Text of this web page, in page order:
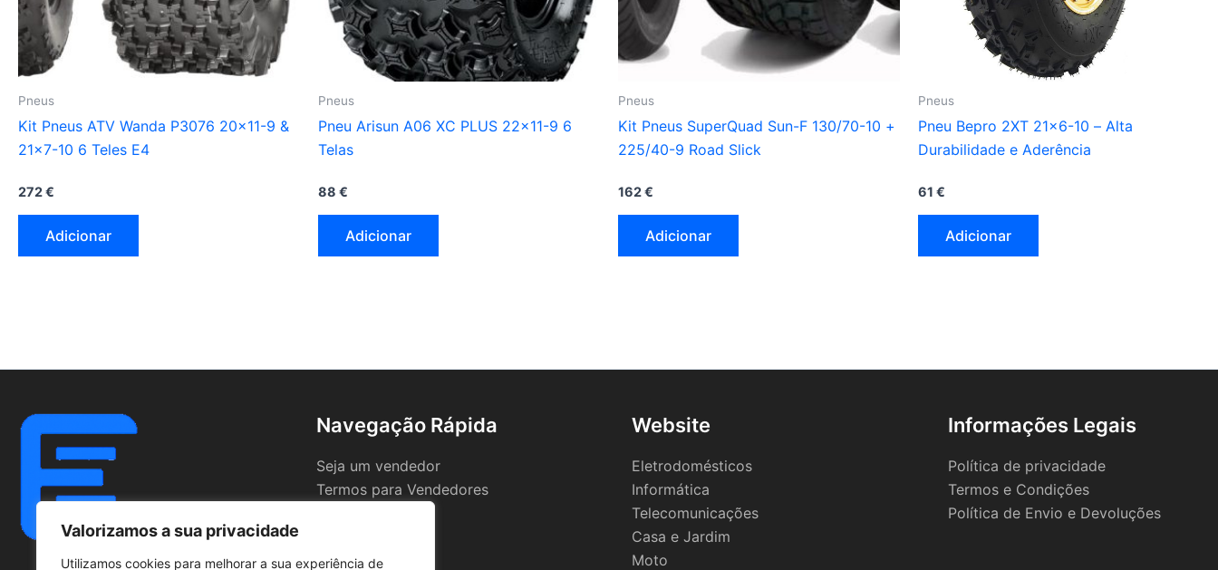
Valorizamos a sua privacidade
Utilizamos cookies para melhorar a sua experiência de
Pneus
Kit Pneus ATV Wanda P3076 20×11-9 &
21×7-10 6 Teles E4
272€
Adicionar
Pneus
Pneu Arisun A06 XC PLUS 22×11-9 6
Telas
88 €
Adicionar
Pneus
Kit Pneus SuperQuad Sun-F 130/70-10 +
225/40-9 Road Slick
162€
Adicionar
Pneus
Pneu Bepro 2XT 21×6-10 – Alta
Durabilidade e Aderência
61 €
Adicionar
Navegação Rápida
Seja um vendedor
Termos para Vendedores
Website
Eletrodomésticos
Informática
Telecomunicações
Casa e Jardim
Moto
Informações Legais
Política de privacidade
Termos e Condições
Política de Envio e Devoluções